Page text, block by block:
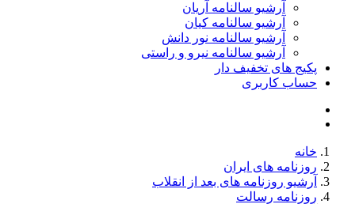
آرشیو سالنامه آریان
آرشیو سالنامه کیان
آرشیو سالنامه نور دانش
آرشیو سالنامه نیرو و راستی
پکیج های تخفیف دار
حساب کاربری
خانه
روزنامه های ایران
آرشیو روزنامه های بعد از انقلاب
روزنامه رسالت